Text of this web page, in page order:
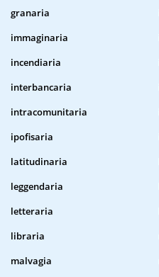
granaria
immaginaria
incendiaria
interbancaria
intracomunitaria
ipofisaria
latitudinaria
leggendaria
letteraria
libraria
malvagia